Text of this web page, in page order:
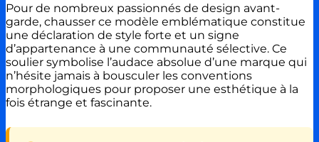
Pour de nombreux passionnés de design avant-
garde, chausser ce modèle emblématique constitue
une déclaration de style forte et un signe
d’appartenance à une communauté sélective. Ce
soulier symbolise l’audace absolue d’une marque qui
n’hésite jamais à bousculer les conventions
morphologiques pour proposer une esthétique à la
fois étrange et fascinante.